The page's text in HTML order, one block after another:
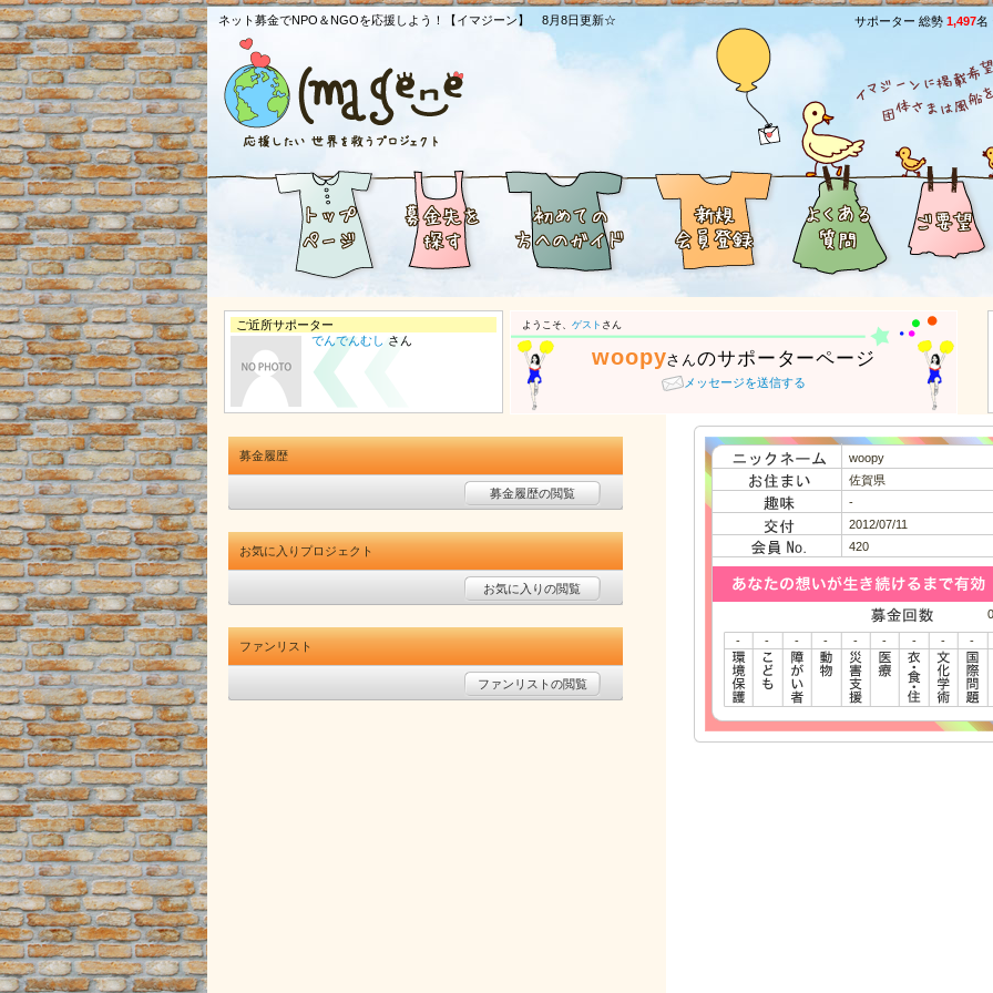
ネット募金でNPO＆NGOを応援しよう！【イマジーン】 8月8日更新☆ サポーター 総勢 1,497名
ご近所サポーター
でんでんむし さん
ようこそ、 ゲスト さん
woopyさんのサポーターページ
メッセージを送信する
woopy
佐賀県
-
2012/07/11
420
0
-
- - - - - - - -
募金履歴
募金履歴の閲覧
お気に入りプロジェクト
お気に入りの閲覧
ファンリスト
ファンリストの閲覧